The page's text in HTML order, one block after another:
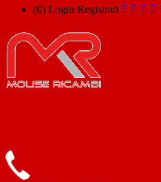
(0) Login Registrati